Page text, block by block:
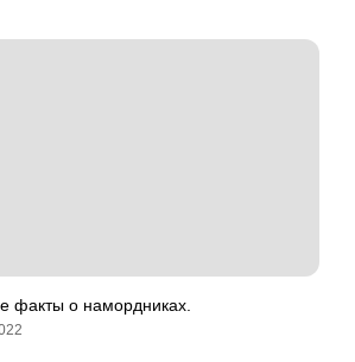
факты о намордниках.